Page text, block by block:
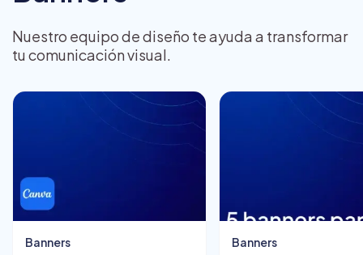
Nuestro equipo de diseño te ayuda a transformar
tu comunicación visual.
Banners Banners